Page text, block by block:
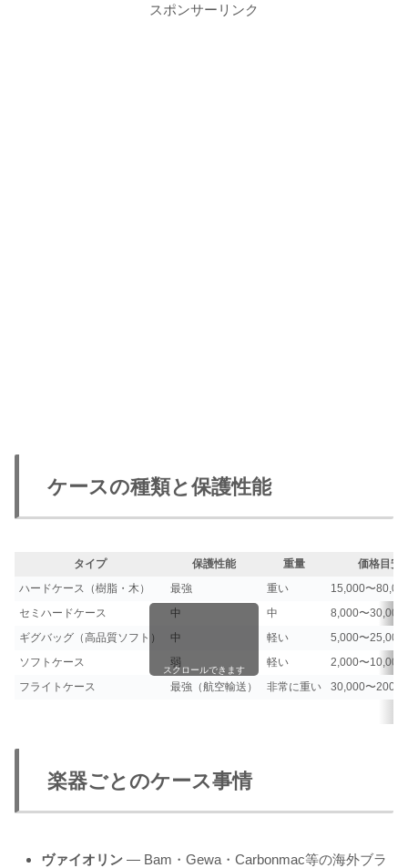
スポンサーリンク
ケースの種類と保護性能
タイプ 保護性能 重量
価格目安
ハードケース（樹脂・木）
最強 重い
15,000〜
セミハードケース
中 中
8,000〜30,000
ギグバッグ（高品質ソフト）
中 軽い
5,000〜25,000
ソフトケース
弱 軽い
2,000〜10,000
フライトケース
最強（航空輸送） 非常に重い 30,000〜
スクロールできます
楽器ごとのケース事情
ヴァイオリン — Bam・Gewa・Carbonmac等の海外ブラ